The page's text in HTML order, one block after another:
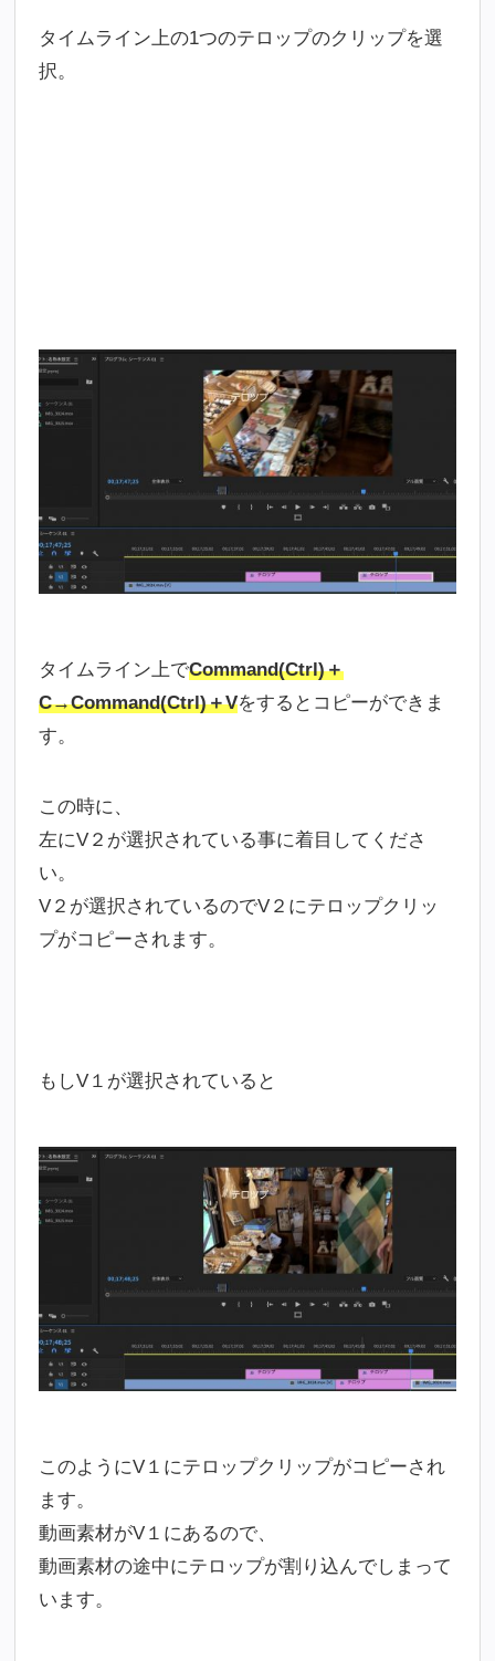
タイムライン上の1つのテロップのクリップを選
択。
タイムライン上でCommand(Ctrl)＋
C→Command(Ctrl)＋Vをするとコピーができま
す。
この時に、
左にV２が選択されている事に着目してくださ
い。
V２が選択されているのでV２にテロップクリッ
プがコピーされます。
もしV１が選択されていると
このようにV１にテロップクリップがコピーされ
ます。
動画素材がV１にあるので、
動画素材の途中にテロップが割り込んでしまって
います。